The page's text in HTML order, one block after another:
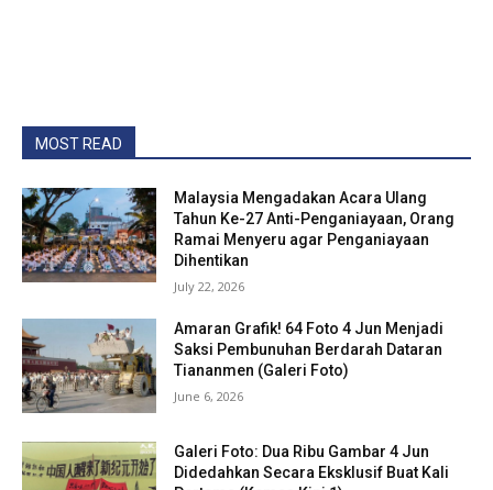
MOST READ
Malaysia Mengadakan Acara Ulang
Tahun Ke-27 Anti-Penganiayaan, Orang
Ramai Menyeru agar Penganiayaan
Dihentikan
July 22, 2026
Amaran Grafik! 64 Foto 4 Jun Menjadi
Saksi Pembunuhan Berdarah Dataran
Tiananmen (Galeri Foto)
June 6, 2026
Galeri Foto: Dua Ribu Gambar 4 Jun
Didedahkan Secara Eksklusif Buat Kali